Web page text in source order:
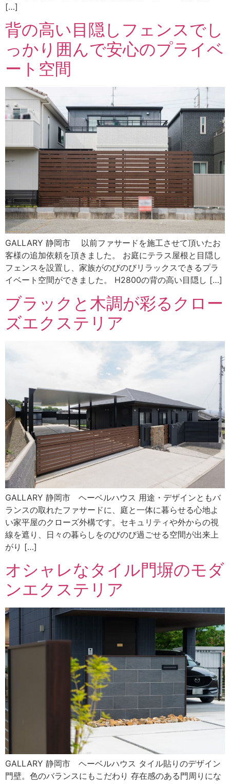
[…]
背の高い目隠しフェンスでし
っかり囲んで安心のプライベ
ート空間
GALLARY 静岡市 以前ファサードを施工させて頂いたお
客様の追加依頼を頂きました。 お庭にテラス屋根と目隠し
フェンスを設置し、家族がのびのびリラックスできるプラ
イベート空間ができました。 H2800の背の高い目隠し […]
ブラックと木調が彩るクロー
ズエクステリア
GALLARY 静岡市 ヘーベルハウス 用途・デザインともバ
ランスの取れたファサードに、庭と一体に暮らせる心地よ
い家平屋のクローズ外構です。セキュリティや外からの視
線を遮り、日々の暮らしをのびのび過ごせる空間が出来上
がり […]
オシャレなタイル門塀のモダ
ンエクステリア
GALLARY 静岡市 ヘーベルハウス タイル貼りのデザイン
門壁。色のバランスにもこだわり 存在感のある門周りにな